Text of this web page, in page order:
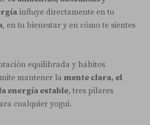
influye directamente en tu
, en tu bienestar y en cómo te sientes
equilibrada y hábitos
mantener la mente clara, el
energía estable, tres pilares
cualquier yogui.